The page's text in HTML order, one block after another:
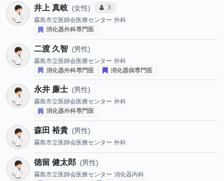
井上 真岐 女性 コミュニケーション・タイプ投票数
3
霧島市立医師会医療センター 外科
消化器外科専門医
二渡 久智 男性
霧島市立医師会医療センター 外科
消化器外科専門医
消化器病専門医
永井 廉士 男性
霧島市立医師会医療センター 外科
消化器外科専門医
森田 裕貴 男性
霧島市立医師会医療センター 外科
徳留 健太郎 男性
霧島市立医師会医療センター 消化器内科